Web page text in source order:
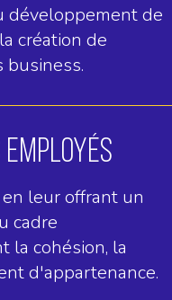
développement de
création de
leur offrant un
cadre
la cohésion, la
d'appartenance.